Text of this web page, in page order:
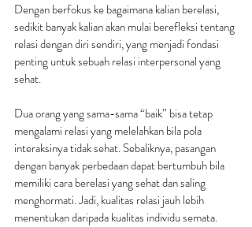
Dengan berfokus ke bagaimana kalian berelasi,
sedikit banyak kalian akan mulai berefleksi tentang
relasi dengan diri sendiri, yang menjadi fondasi
penting untuk sebuah relasi interpersonal yang
sehat.
Dua orang yang sama-sama “baik” bisa tetap
mengalami relasi yang melelahkan bila pola
interaksinya tidak sehat. Sebaliknya, pasangan
dengan banyak perbedaan dapat bertumbuh bila
memiliki cara berelasi yang sehat dan saling
menghormati. Jadi, kualitas relasi jauh lebih
menentukan daripada kualitas individu semata.